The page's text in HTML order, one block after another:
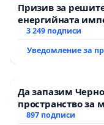
Призив за
енергийната
3 249 подписи
Уведомление за
Да запазим
пространство за
897 подписи